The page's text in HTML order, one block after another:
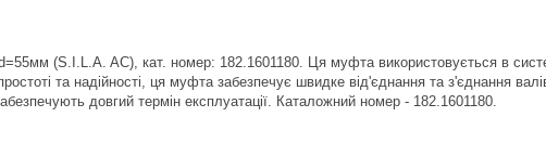
(S.I.L.A. AC), кат. номер: 182.1601180. Ця муфта використовується в
та надійності, ця муфта забезпечує швидке від'єднання та з'єднання
довгий термін експлуатації. Каталожний номер - 182.1601180.